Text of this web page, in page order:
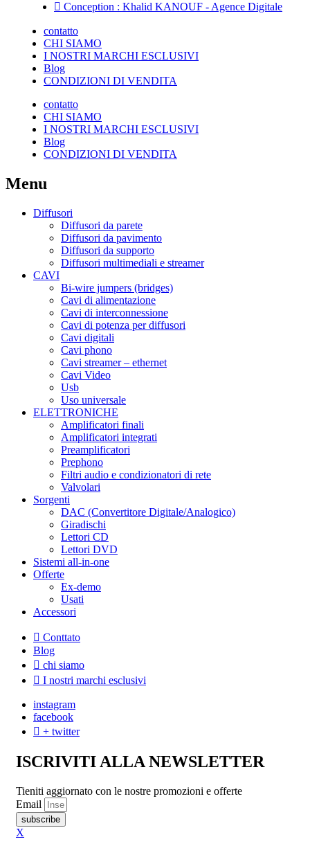
Conception : Khalid KANOUF - Agence Digitale
contatto
CHI SIAMO
I NOSTRI MARCHI ESCLUSIVI
Blog
CONDIZIONI DI VENDITA
contatto
CHI SIAMO
I NOSTRI MARCHI ESCLUSIVI
Blog
CONDIZIONI DI VENDITA
Menu
Diffusori
Diffusori da parete
Diffusori da pavimento
Diffusori da supporto
Diffusori multimediali e streamer
CAVI
Bi-wire jumpers (bridges)
Cavi di alimentazione
Cavi di interconnessione
Cavi di potenza per diffusori
Cavi digitali
Cavi phono
Cavi streamer – ethernet
Cavi Video
Usb
Uso universale
ELETTRONICHE
Amplificatori finali
Amplificatori integrati
Preamplificatori
Prephono
Filtri audio e condizionatori di rete
Valvolari
Sorgenti
DAC (Convertitore Digitale/Analogico)
Giradischi
Lettori CD
Lettori DVD
Sistemi all-in-one
Offerte
Ex-demo
Usati
Accessori
Conttato
Blog
chi siamo
I nostri marchi esclusivi
instagram
facebook
+ twitter
ISCRIVITI ALLA NEWSLETTER
Tieniti aggiornato con le nostre promozioni e offerte
Email
subscribe
X